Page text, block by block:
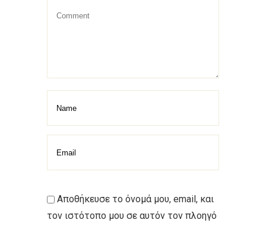
Αποθήκευσε το όνομά μου, email, και
τον ιστότοπο μου σε αυτόν τον πλοηγό